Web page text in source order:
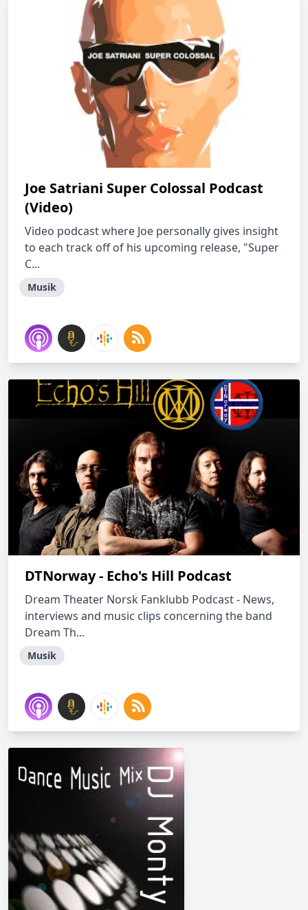
Joe Satriani Super Colossal Podcast
(Video)
Video podcast where Joe personally gives insight
to each track off of his upcoming release, "Super
C...
Musik
DTNorway - Echo's Hill Podcast
Dream Theater Norsk Fanklubb Podcast - News,
interviews and music clips concerning the band
Dream Th...
Musik